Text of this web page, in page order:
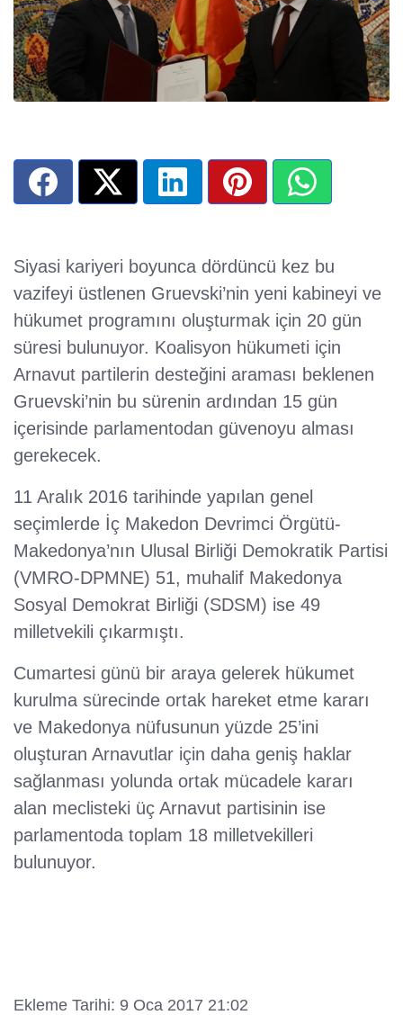
Siyasi kariyeri boyunca dördüncü kez bu
vazifeyi üstlenen Gruevski’nin yeni kabineyi ve
hükumet programını oluşturmak için 20 gün
süresi bulunuyor. Koalisyon hükumeti için
Arnavut partilerin desteğini araması beklenen
Gruevski’nin bu sürenin ardından 15 gün
içerisinde parlamentodan güvenoyu alması
gerekecek.
11 Aralık 2016 tarihinde yapılan genel
seçimlerde İç Makedon Devrimci Örgütü-
Makedonya’nın Ulusal Birliği Demokratik Partisi
(VMRO-DPMNE) 51, muhalif Makedonya
Sosyal Demokrat Birliği (SDSM) ise 49
milletvekili çıkarmıştı.
Cumartesi günü bir araya gelerek hükumet
kurulma sürecinde ortak hareket etme kararı
ve Makedonya nüfusunun yüzde 25’ini
oluşturan Arnavutlar için daha geniş haklar
sağlanması yolunda ortak mücadele kararı
alan meclisteki üç Arnavut partisinin ise
parlamentoda toplam 18 milletvekilleri
bulunuyor.
Ekleme Tarihi: 9 Oca 2017 21:02